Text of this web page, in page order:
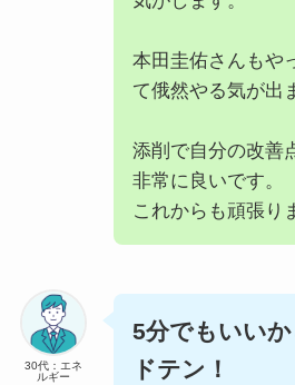
本田圭佑さんもや
て俄然やる気が出
添削で自分の改善
非常に良いです。
これからも頑張り
30代：エネ
ルギー
5分でもいい
ドテン！